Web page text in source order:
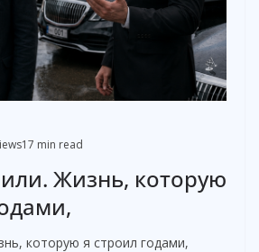
17 min read
Жизнь, которую
которую я строил годами,